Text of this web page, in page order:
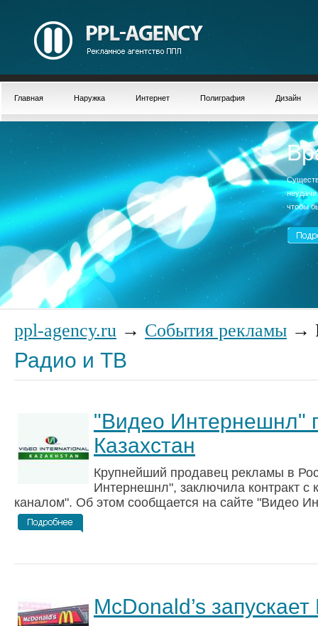
Главная Наружка Интернет Полиграфия Дизайн
чтобы
ppl-agency.ru → События рекламы →
Радио и ТВ
"Видео Интернешнл"
Казахстан
Крупнейший продавец рекламы в
Интернешнл", заключила контракт с
каналом". Об этом сообщается на сайте "Видео
McDonald’s